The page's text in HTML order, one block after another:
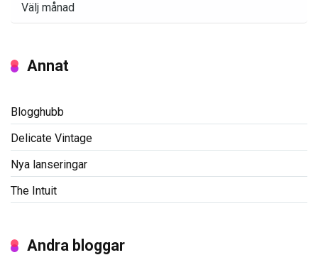
Annat
Blogghubb
Delicate Vintage
Nya lanseringar
The Intuit
Andra bloggar